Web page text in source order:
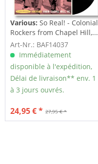
Various:So Real! - Colonial
Rockers from Chapel Hill,...
Art-Nr.: BAF14037
Immédiatement
disponible à l'expédition,
Délai de livraison** env. 1
à 3 jours ouvrés.
27,95 € *
24,95 € *